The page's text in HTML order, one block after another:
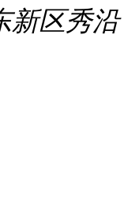
新区秀沿